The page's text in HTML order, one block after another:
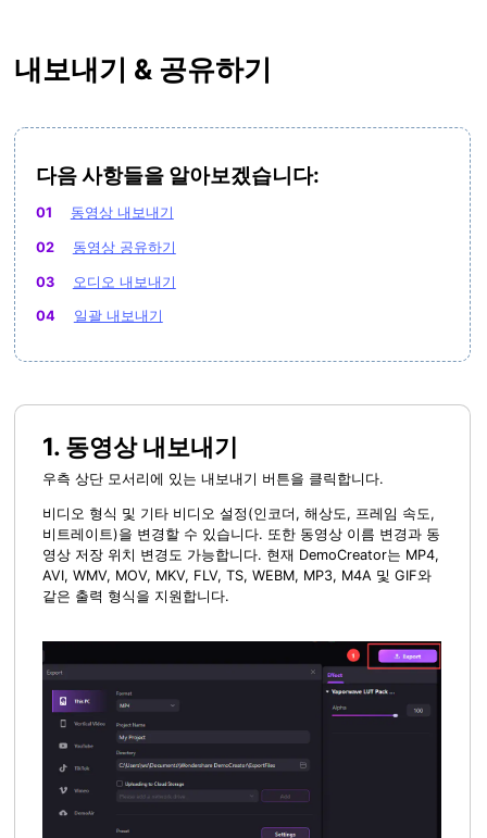
내보내기 & 공유하기
다음 사항들을 알아보겠습니다:
01 동영상 내보내기
02 동영상 공유하기
03 오디오 내보내기
04 일괄 내보내기
1. 동영상 내보내기
우측 상단 모서리에 있는 내보내기 버튼을 클릭합니다.
비디오 형식 및 기타 비디오 설정(인코더, 해상도, 프레임 속도,
비트레이트)을 변경할 수 있습니다. 또한 동영상 이름 변경과 동
영상 저장 위치 변경도 가능합니다. 현재 DemoCreator는 MP4,
AVI, WMV, MOV, MKV, FLV, TS, WEBM, MP3, M4A 및 GIF와
같은 출력 형식을 지원합니다.